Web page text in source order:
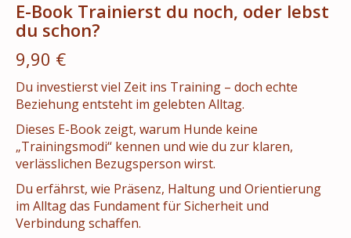
E-Book Trainierst du noch, oder lebst
du schon?
9,90 €
Du investierst viel Zeit ins Training – doch echte
Beziehung entsteht im gelebten Alltag.
Dieses E-Book zeigt, warum Hunde keine
„Trainingsmodi“ kennen und wie du zur klaren,
verlässlichen Bezugsperson wirst.
Du erfährst, wie Präsenz, Haltung und Orientierung
im Alltag das Fundament für Sicherheit und
Verbindung schaffen.